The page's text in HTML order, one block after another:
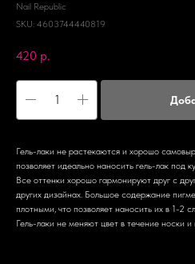
Nail Republic
SKU: 4603744440819
420 р.
Гель-лаки не растекаются и хорошо
позволяет идеально наносить гель-лак под
Все оттенки хорошо гармонируют друг с
других дизайнах. Большое содержание
плотными, что позволяет наносить их в 1-2
Гель-лаки не меняют цвет в течение носки